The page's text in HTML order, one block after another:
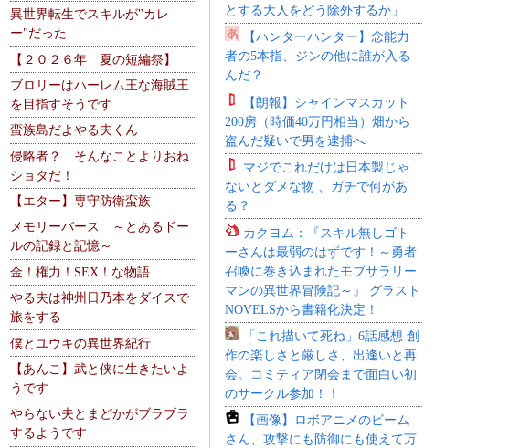
異世界転生でスキルが"カレ
ー"だった
【２０２６年 夏の短編祭】
ブロリーはハーレム王な海賊王
を目指すそうです
蛮族島だよやる夫くん
侵略者？ そんなことよりおね
ショタだ！
【エター】専守防衛蛮族
メモリーバース ～とあるドー
ルの記録と記憶～
金！権力！SEX！な物語
やる夫は神州日乃本をダイスで
旅をする
僕とユウキの異世界紀行
【あんこ】武と侠に生きたいよ
うです
やらない夫とまどかがブラブラ
するようです
とする大人をどう除外するか」
【ハンターハンター】念能力
者の5本指、ジンの他に誰が入る
んだ？
【朗報】シャインマスカット
200房（時価40万円相当）畑から
盗んだ疑いで男を逮捕へ
マジでこれだけは日本製じゃ
ないとダメな物 、ガチで何があ
る？
カクヨム：『スキル無しゴト
ーさんは最弱のはずです！～勇者
召喚に巻き込まれたモブサラリー
マンの異世界冒険記～』 グラスト
NOVELSから書籍化決定！
「これ描いて死ね」6話感想 創
作の楽しさと厳しさ、出逢いと再
会。コミティア閉会まで面白い初
のサークル参加！！
【画像】ロボアニメのビーム
さん、攻撃にも防御にも使えて万